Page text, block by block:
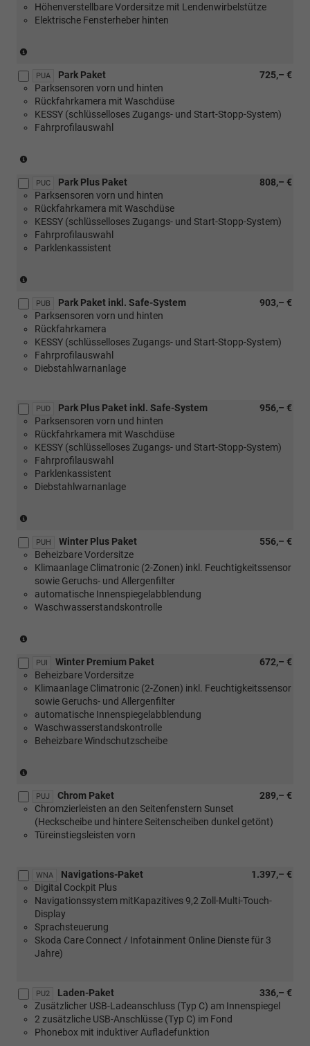
Höhenverstellbare Vordersitze mit Lendenwirbelstütze
Elektrische Fensterheber hinten
Verbindung
mit
[WQ3]
Design
Selection
Design
Selection
Dynamic)
PUA 725,– €
Park Paket
Parksensoren vorn und hinten
Rückfahrkamera mit Waschdüse
KESSY (schlüsselloses Zugangs- und Start-Stopp-System)
Fahrprofilauswahl
Verbindung
mit
1.0
MPI
59
kW)
PUC 808,– €
Park Plus Paket
Parksensoren vorn und hinten
Rückfahrkamera mit Waschdüse
KESSY (schlüsselloses Zugangs- und Start-Stopp-System)
Fahrprofilauswahl
Parklenkassistent
Verbindung
mit
1.0
MPI
59
kW)
PUB 903,– €
Park Paket inkl. Safe-System
Parksensoren vorn und hinten
Rückfahrkamera
KESSY (schlüsselloses Zugangs- und Start-Stopp-System)
Fahrprofilauswahl
Diebstahlwarnanlage
PUD 956,– €
Park Plus Paket inkl. Safe-System
Parksensoren vorn und hinten
Rückfahrkamera mit Waschdüse
KESSY (schlüsselloses Zugangs- und Start-Stopp-System)
Fahrprofilauswahl
Parklenkassistent
Diebstahlwarnanlage
Verbindung
mit
1.0
MPI
59
kW)
PUH 556,– €
Winter Plus Paket
Beheizbare Vordersitze
Klimaanlage Climatronic (2-Zonen) inkl. Feuchtigkeitssensor
sowie Geruchs- und Allergenfilter
automatische Innenspiegelabblendung
Waschwasserstandskontrolle
[PLD]
oder
[PLE]
oder
[PLH]
oder
[PLI]
PUI 672,– €
Winter Premium Paket
Beheizbare Vordersitze
Klimaanlage Climatronic (2-Zonen) inkl. Feuchtigkeitssensor
sowie Geruchs- und Allergenfilter
automatische Innenspiegelabblendung
Waschwasserstandskontrolle
Beheizbare Windschutzscheibe
[PLD]
oder
[PLE]
oder
[PLI]
Multifunktionslenkräder,
beheizbar)
PUJ 289,– €
Chrom Paket
Chromzierleisten an den Seitenfenstern Sunset
(Heckscheibe und hintere Seitenscheiben dunkel getönt)
Türeinstiegsleisten vorn
WNA 1.397,– €
Navigations-Paket
Digital Cockpit Plus
Navigationssystem mitKapazitives 9,2 Zoll-Multi-Touch-
Display
Sprachsteuerung
Skoda Care Connect / Infotainment Online Dienste für 3
Jahre)
PU2 336,– €
Laden-Paket
Zusätzlicher USB-Ladeanschluss (Typ C) am Innenspiegel
2 zusätzliche USB-Anschlüsse (Typ C) im Fond
Phonebox mit induktiver Aufladefunktion